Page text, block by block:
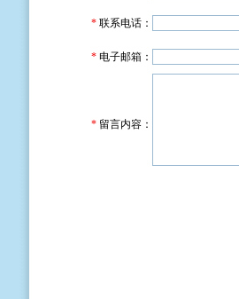
* 联系电话：
* 电子邮箱：
* 留言内容：